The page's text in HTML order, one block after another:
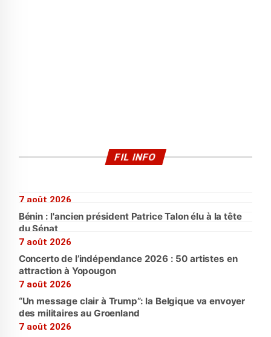
FIL INFO
7 août 2026
Bénin : l'ancien président Patrice Talon élu à la tête
du Sénat
7 août 2026
Concerto de l’indépendance 2026 : 50 artistes en
attraction à Yopougon
7 août 2026
“Un message clair à Trump”: la Belgique va envoyer
des militaires au Groenland
7 août 2026